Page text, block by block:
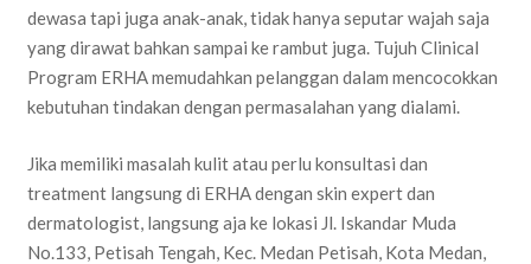
dewasa tapi juga anak-anak, tidak hanya seputar wajah saja
yang dirawat bahkan sampai ke rambut juga. Tujuh Clinical
Program ERHA memudahkan pelanggan dalam mencocokkan
kebutuhan tindakan dengan permasalahan yang dialami.
Jika memiliki masalah kulit atau perlu konsultasi dan
treatment langsung di ERHA dengan skin expert dan
dermatologist, langsung aja ke lokasi Jl. Iskandar Muda
No.133, Petisah Tengah, Kec. Medan Petisah, Kota Medan,